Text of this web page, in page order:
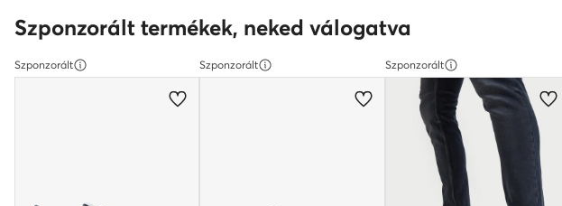
Szponzorált termékek, neked válogatva
Szponzorált Szponzorált Szponzorált